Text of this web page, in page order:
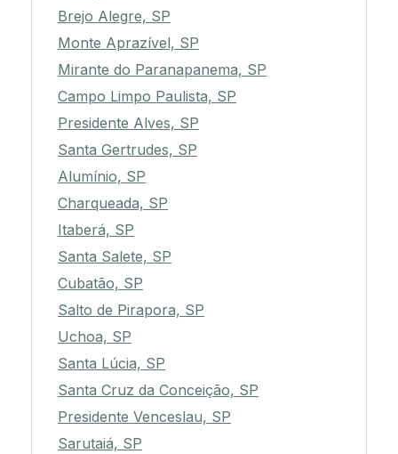
Brejo Alegre, SP
Monte Aprazível, SP
Mirante do Paranapanema, SP
Campo Limpo Paulista, SP
Presidente Alves, SP
Santa Gertrudes, SP
Alumínio, SP
Charqueada, SP
Itaberá, SP
Santa Salete, SP
Cubatão, SP
Salto de Pirapora, SP
Uchoa, SP
Santa Lúcia, SP
Santa Cruz da Conceição, SP
Presidente Venceslau, SP
Sarutaiá, SP